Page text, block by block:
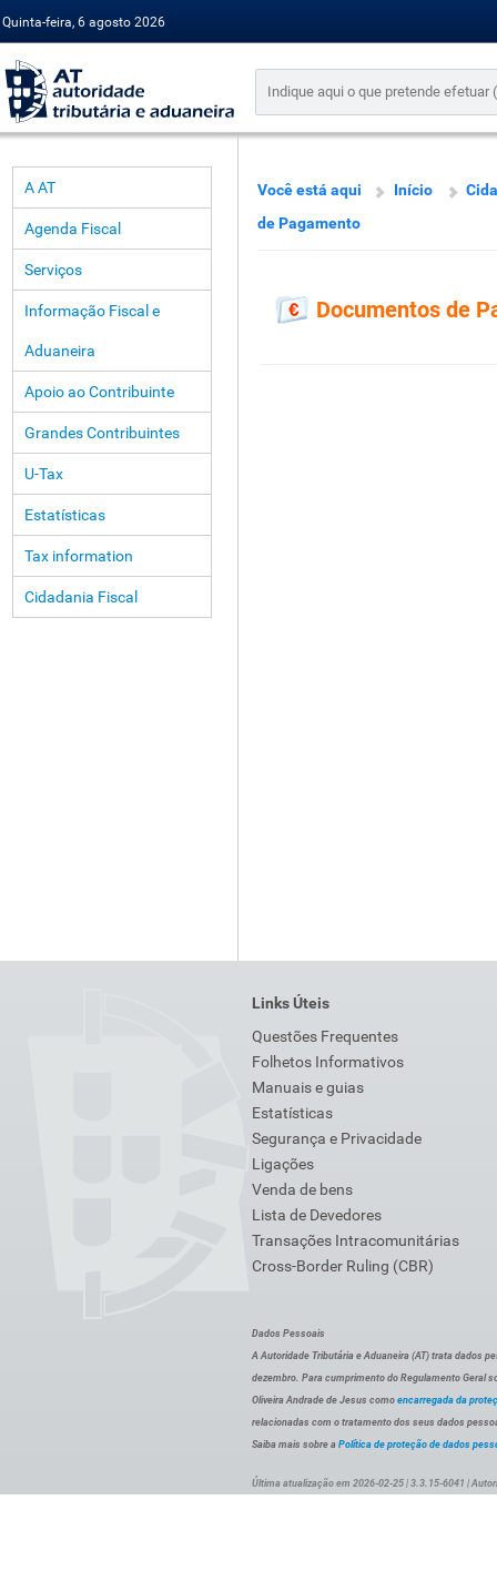
Quinta-feira, 6 agosto 2026
A AT
Agenda Fiscal
Serviços
Informação Fiscal e
Aduaneira
Apoio ao Contribuinte
Grandes Contribuintes
U-Tax
Estatísticas
Tax information
Cidadania Fiscal
Você está aqui Início
de Pagamento
Documentos de
Links Úteis
Questões Frequentes
Folhetos Informativos
Manuais e guias
Estatísticas
Segurança e Privacidade
Ligações
Venda de bens
Lista de Devedores
Transações Intracomunitárias
Cross-Border Ruling (CBR)
Dados Pessoais
A Autoridade Tributária e Aduaneira (AT) trata dados
dezembro. Para cumprimento do Regulamento Geral
Oliveira Andrade de Jesus como encarregada da
relacionadas com o tratamento dos seus dados
Saiba mais sobre a Política de proteção de dados
Última atualização em 2026-02-25 | 3.3.15-6041 |